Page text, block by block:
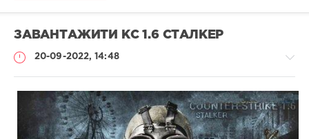
ЗАВАНТАЖИТИ КС 1.6 СТАЛКЕР
20-09-2022, 14:48
Збірки